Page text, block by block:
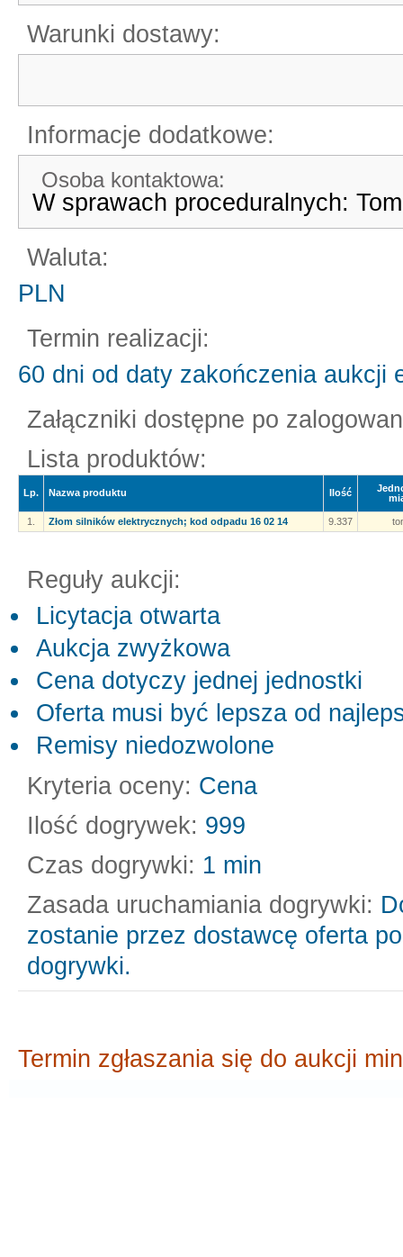
Warunki dostawy:
Informacje dodatkowe:
Osoba kontaktowa:
W sprawach proceduralnych:
Waluta:
PLN
Termin realizacji:
60 dni od daty zakończenia aukcji
Załączniki dostępne po
Lista produktów:
Lp. Nazwa produktu Ilość
1. Złom silników elektrycznych; kod odpadu 16 02 14 9.337
Reguły aukcji:
Licytacja otwarta
Aukcja zwyżkowa
Cena dotyczy jednej jednostki
Oferta musi być lepsza od
Remisy niedozwolone
Kryteria oceny: Cena
Ilość dogrywek: 999
Czas dogrywki: 1 min
Zasada uruchamiania dogrywki:
zostanie przez dostawcę oferta
dogrywki.
Termin zgłaszania się do aukcji